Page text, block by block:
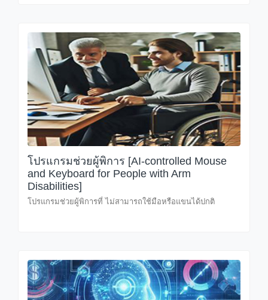
โปรแกรมช่วยผู้พิการ [AI-controlled Mouse
and Keyboard for People with Arm
Disabilities]
โปรแกรมช่วยผู้พิการที่ ไม่สามารถใช้มือหรือแขนได้ปกติ